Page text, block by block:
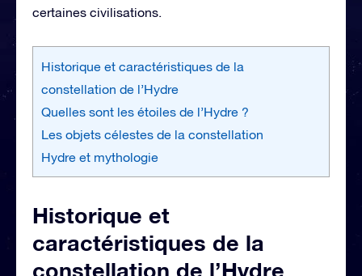
certaines civilisations.
Historique et caractéristiques de la
constellation de l’Hydre
Quelles sont les étoiles de l’Hydre ?
Les objets célestes de la constellation
Hydre et mythologie
Historique et
caractéristiques de la
constellation de l’Hydre